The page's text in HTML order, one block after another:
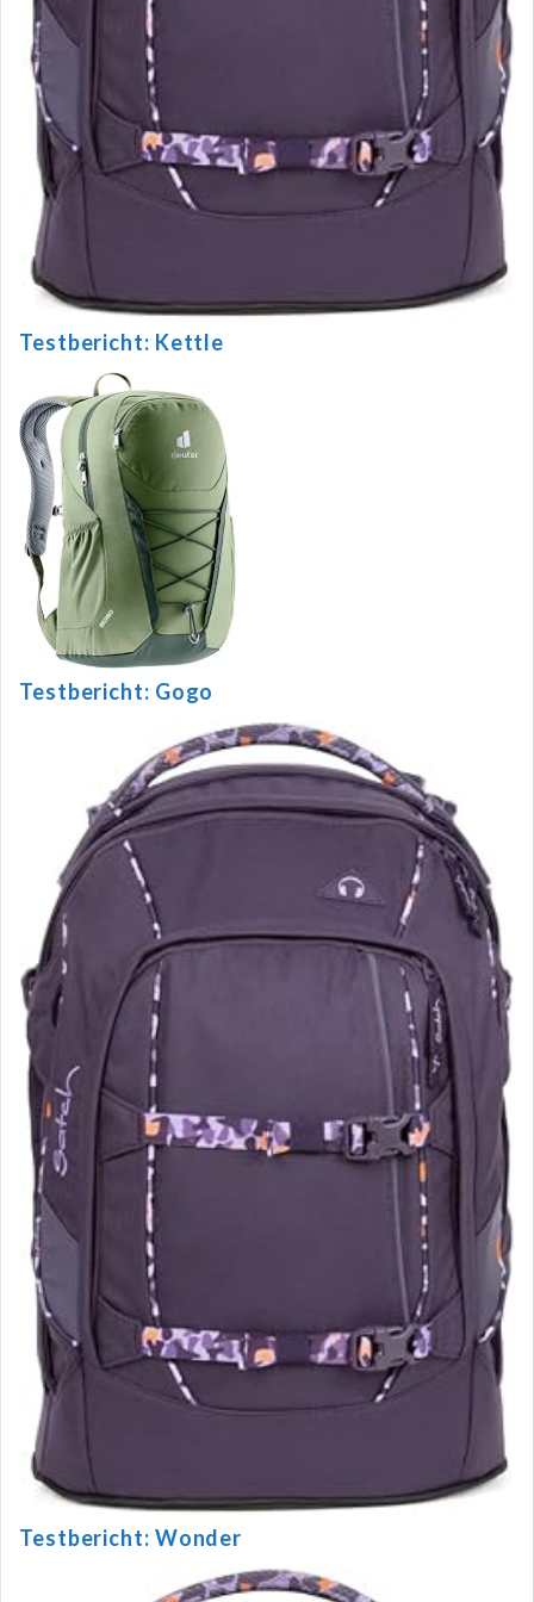
Testbericht: Kettle
Testbericht: Gogo
Testbericht: Wonder